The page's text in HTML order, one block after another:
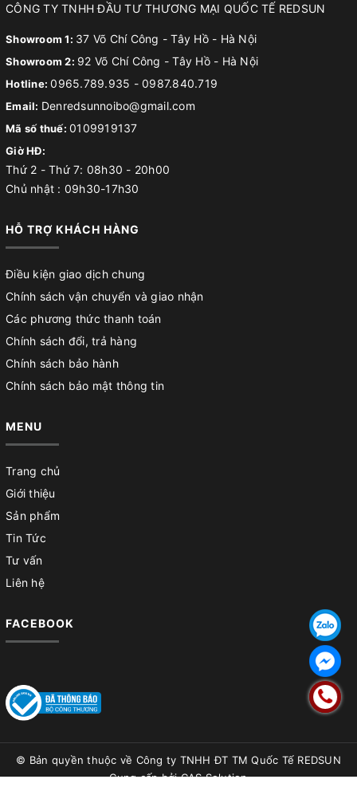
CÔNG TY TNHH ĐẦU TƯ THƯƠNG MẠI QUỐC TẾ REDSUN
Showroom 1: 37 Võ Chí Công - Tây Hồ - Hà Nội
Showroom 2: 92 Võ Chí Công - Tây Hồ - Hà Nội
Hotline:0965.789.935 - 0987.840.719
Email: Denredsunnoibo@gmail.com
Mã số thuế: 0109919137
Giờ HĐ:
Thứ 2 - Thứ 7: 08h30 - 20h00
Chủ nhật : 09h30-17h30
HỖ TRỢ KHÁCH HÀNG
Điều kiện giao dịch chung
Chính sách vận chuyển và giao nhận
Các phương thức thanh toán
Chính sách đổi, trả hàng
Chính sách bảo hành
Chính sách bảo mật thông tin
MENU
Trang chủ
Giới thiệu
Sản phẩm
Tin Tức
Tư vấn
Liên hệ
FACEBOOK
© Bản quyền thuộc về Công ty TNHH ĐT TM Quốc Tế REDSUN
Cung cấp bởiCAS Solution